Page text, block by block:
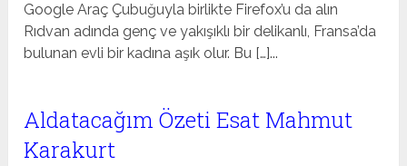
Google Araç Çubuğuyla birlikte Firefox’u da alın
Rıdvan adında genç ve yakışıklı bir delikanlı, Fransa’da
bulunan evli bir kadına aşık olur. Bu […]...
Aldatacağım Özeti Esat Mahmut
Karakurt